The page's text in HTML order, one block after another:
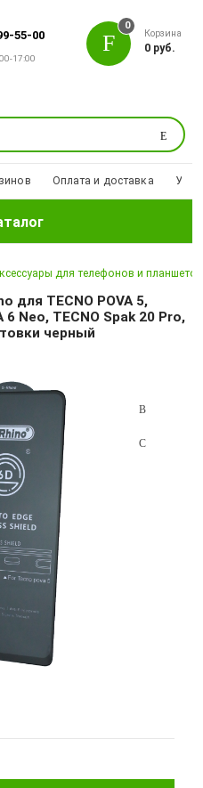
55-00
17:00
Поиск
0
Корзина
0 руб.
Оплата и доставка
для телефонов и планшетов
для TECNO POVA 5,
6 Neo, TECNO Spak 20 Pro,
черный